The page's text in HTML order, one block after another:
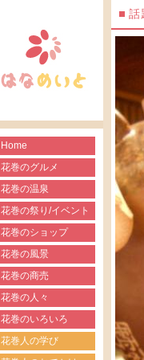
Home
花巻のグルメ
花巻の温泉
花巻の祭り/イベント
花巻のショップ
花巻の風景
花巻の商売
花巻の人々
花巻のいろいろ
花巻人の学び
話